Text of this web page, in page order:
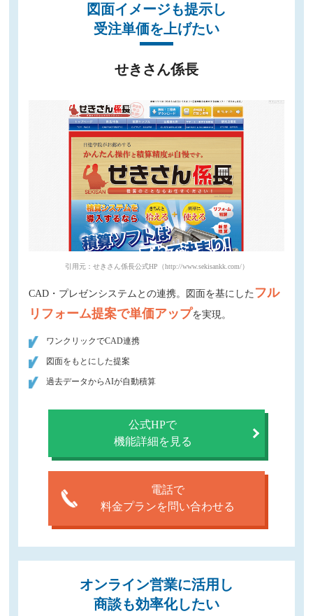
図面イメージも提示し
受注単価を上げたい
せきさん係長
引用元：せきさん係長公式HP（http://www.sekisankk.com/）
CAD・プレゼンシステムとの連携。図面を基にした フル
リフォーム提案で単価アップを実現。
ワンクリックでCAD連携
図面をもとにした提案
過去データからAIが自動積算
公式HPで
機能詳細を見る
電話で
料金プランを問い合わせる
オンライン営業に活用し
商談も効率化したい